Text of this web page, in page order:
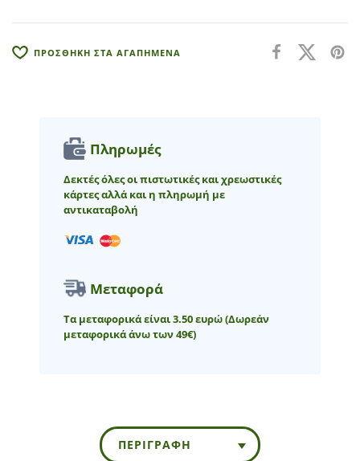
ΠΡΟΣΘΗΚΗ ΣΤΑ ΑΓΑΠΗΜΕΝΑ
Πληρωμές
Δεκτές όλες οι πιστωτικές και χρεωστικές
κάρτες αλλά και η πληρωμή με
αντικαταβολή
Μεταφορά
Τα μεταφορικά είναι 3.50 ευρώ(Δωρεάν
μεταφορικά άνω των 49€)
ΠΕΡΙΓΡΑΦΉ